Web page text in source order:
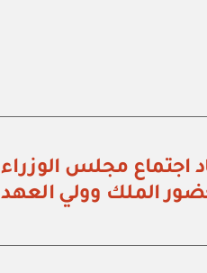
بشأن انعقاد اجتماع مجلس الوزراء
الملك وولي العهد